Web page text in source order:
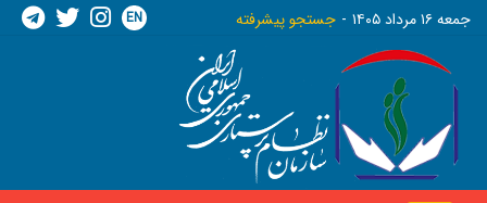
جمعه ١٦ مرداد ١٤٠٥ جستجو پیشرفته EN